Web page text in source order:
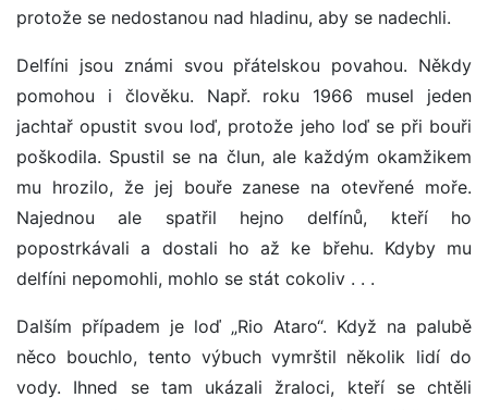
protože se nedostanou nad hladinu, aby se nadechli.
Delfíni jsou známi svou přátelskou povahou. Někdy
pomohou i člověku. Např. roku 1966 musel jeden
jachtař opustit svou loď, protože jeho loď se při bouři
poškodila. Spustil se na člun, ale každým okamžikem
mu hrozilo, že jej bouře zanese na otevřené moře.
Najednou ale spatřil hejno delfínů, kteří ho
popostrkávali a dostali ho až ke břehu. Kdyby mu
delfíni nepomohli, mohlo se stát cokoliv . . .
Dalším případem je loď „Rio Ataro“. Když na palubě
něco bouchlo, tento výbuch vymrštil několik lidí do
vody. Ihned se tam ukázali žraloci, kteří se chtěli